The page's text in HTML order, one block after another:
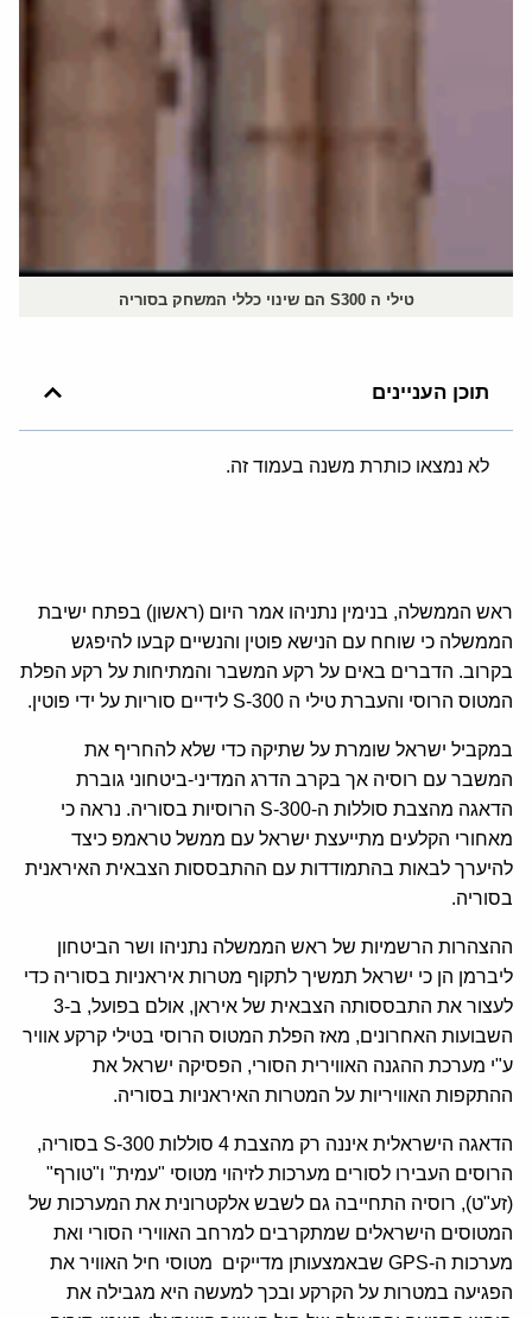
טילי ה S300 הם שינוי כללי המשחק בסוריה
תוכן העניינים
לא נמצאו כותרת משנה בעמוד זה.
ראש הממשלה, בנימין נתניהו אמר היום (ראשון) בפתח ישיבת
הממשלה כי שוחח עם הנישא פוטין והנשיים קבעו להיפגש
בקרוב. הדברים באים על רקע המשבר והמתיחות על רקע הפלת
המטוס הרוסי והעברת טילי ה S-300 לידיים סוריות על ידי פוטין.
במקביל ישראל שומרת על שתיקה כדי שלא להחריף את
המשבר עם רוסיה אך בקרב הדרג המדיני-ביטחוני גוברת
הדאגה מהצבת סוללות ה-300-S הרוסיות בסוריה. נראה כי
מאחורי הקלעים מתייעצת ישראל עם ממשל טראמפ כיצד
להיערך לבאות בהתמודדות עם ההתבססות הצבאית האיראנית
בסוריה.
ההצהרות הרשמיות של ראש הממשלה נתניהו ושר הביטחון
ליברמן הן כי ישראל תמשיך לתקוף מטרות איראניות בסוריה כדי
לעצור את התבססותה הצבאית של איראן, אולם בפועל, ב-3
השבועות האחרונים, מאז הפלת המטוס הרוסי בטילי קרקע אוויר
ע"י מערכת ההגנה האווירית הסורי, הפסיקה ישראל את
ההתקפות האוויריות על המטרות האיראניות בסוריה.
הדאגה הישראלית איננה רק מהצבת 4 סוללות 300-S בסוריה,
הרוסים העבירו לסורים מערכות לזיהוי מטוסי "עמית" ו"טורף"
(זע"ט), רוסיה התחייבה גם לשבש אלקטרונית את המערכות של
המטוסים הישראלים שמתקרבים למרחב האווירי הסורי ואת
מערכות ה-GPS שבאמצעותן מדייקים מטוסי חיל האוויר את
הפגיעה במטרות על הקרקע ובכך למעשה היא מגבילה את